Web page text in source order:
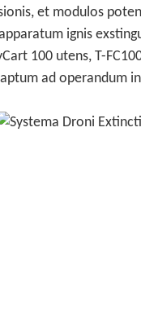
et modulos
ignis
100 utens, T-
ad operandum